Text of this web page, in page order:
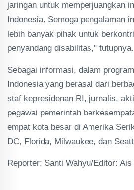
jaringan untuk memperjuangkan
Indonesia. Semoga pengalaman
lebih banyak pihak untuk
penyandang disabilitas," tutupnya.
Sebagai informasi, dalam
Indonesia yang berasal dari
staf kepresidenan RI, jurnalis,
pegawai pemerintah
empat kota besar di Amerika
DC, Florida, Milwaukee, dan
Reporter: Santi Wahyu/Editor: Ais